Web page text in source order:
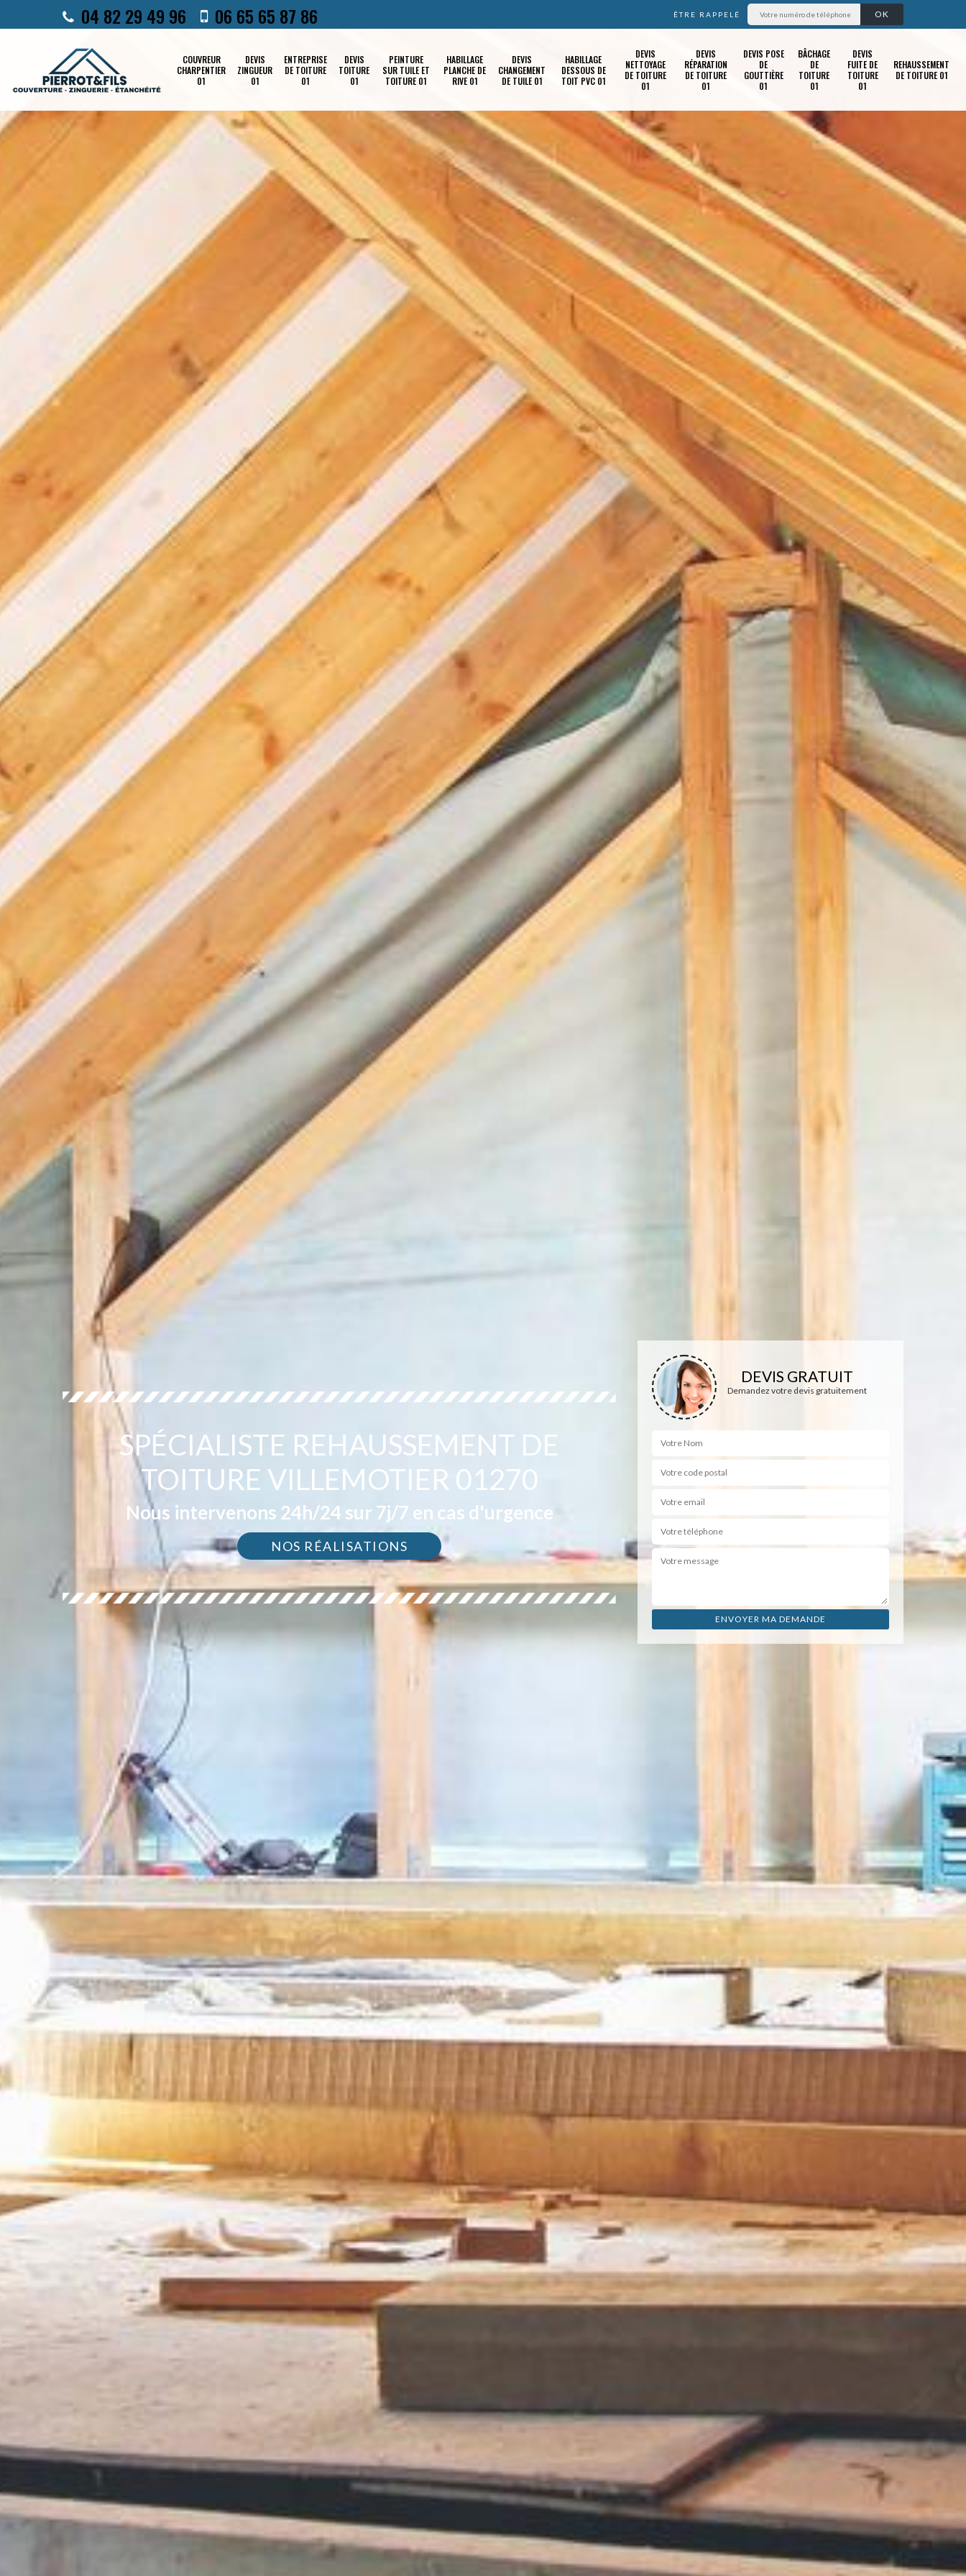
04 82 29 49 96 06 65 65 87 86 ÊTRE RAPPELÉ
COUVREUR
CHARPENTIER
01
DEVIS
ZINGUEUR
01
ENTREPRISE
DE TOITURE
01
DEVIS
TOITURE
01
PEINTURE
SUR TUILE ET
TOITURE 01
HABILLAGE
PLANCHE DE
RIVE 01
DEVIS
CHANGEMENT
DE TUILE 01
HABILLAGE
DESSOUS DE
TOIT PVC 01
DEVIS
NETTOYAGE
DE TOITURE
01
DEVIS
RÉPARATION
DE TOITURE
01
DEVIS POSE
DE
GOUTTIÈRE
01
BÂCHAGE
DE
TOITURE
01
DEVIS
FUITE DE
TOITURE
01
REHAUSSEMENT
DE TOITURE 01
SPÉCIALISTE REHAUSSEMENT DE
TOITURE VILLEMOTIER 01270
Nous intervenons 24h/24 sur 7j/7 en cas d'urgence
NOS RÉALISATIONS
DEVIS GRATUIT
Demandez votre devis gratuitement